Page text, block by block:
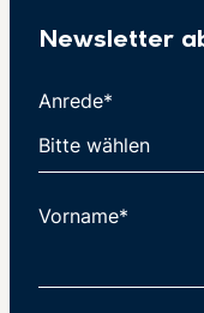
Newsletter
Anrede*
Vorname*